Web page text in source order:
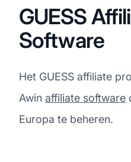
GUESS
Software
Het GUESS affiliate
Awin affiliate software
Europa te beheren.